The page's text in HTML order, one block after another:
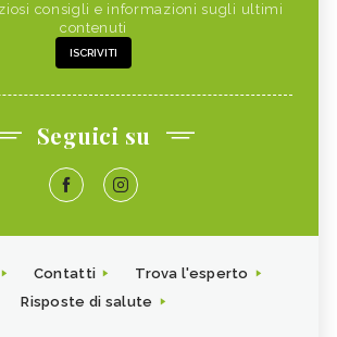
consigli e informazioni sugli ultimi
contenuti
ISCRIVITI
Seguici su
Contatti
Trova l'esperto
Risposte di salute